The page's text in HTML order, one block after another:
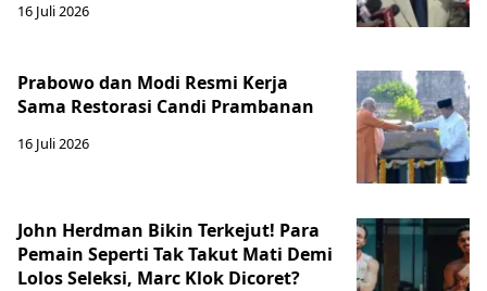
16 Juli 2026
Prabowo dan Modi Resmi Kerja
Sama Restorasi Candi Prambanan
16 Juli 2026
John Herdman Bikin Terkejut! Para
Pemain Seperti Tak Takut Mati Demi
Lolos Seleksi, Marc Klok Dicoret?